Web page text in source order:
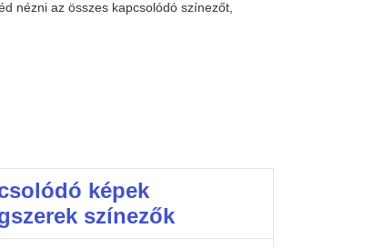
nézni az összes kapcsolódó színezőt,
képek
színezők